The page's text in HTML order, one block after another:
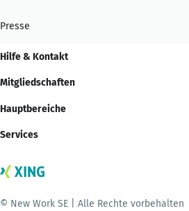
Presse
Hilfe & Kontakt
Mitgliedschaften
Hauptbereiche
Services
© New Work SE | Alle Rechte vorbehalten